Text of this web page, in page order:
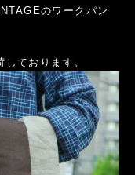
のワークパン
ております。